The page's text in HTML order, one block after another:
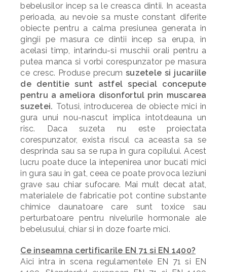
bebelusilor incep sa le creasca dintii. In aceasta
perioada, au nevoie sa muste constant diferite
obiecte pentru a calma presiunea generata in
gingii pe masura ce dintii incep sa erupa, in
acelasi timp, intarindu-si muschii orali pentru a
putea manca si vorbi corespunzator pe masura
ce cresc. Produse precumsuzetele si jucariile
de dentitie sunt astfel special concepute
pentru a ameliora disonfortul prin muscarea
suzetei. Totusi, introducerea de obiecte mici in
gura unui nou-nascut implica intotdeauna un
risc. Daca suzeta nu este proiectata
corespunzator, exista riscul ca aceasta sa se
desprinda sau sa se rupa in gura copilului. Acest
lucru poate duce la intepenirea unor bucati mici
in gura sau in gat, ceea ce poate provoca leziuni
grave sau chiar sufocare. Mai mult decat atat,
materialele de fabricatie pot contine substante
chimice daunatoare care sunt toxice sau
perturbatoare pentru nivelurile hormonale ale
bebelusului, chiar si in doze foarte mici.
Ce inseamna certificarile EN 71 si EN 1400?
Aici intra in scena regulamentele EN 71 si EN